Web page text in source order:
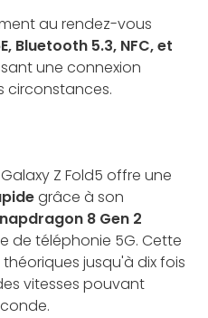
au rendez-vous
Bluetooth 5.3, NFC, et
une connexion
circonstances.
Z Fold5 offre une
grâce à son
8 Gen 2
de téléphonie 5G. Cette
jusqu'à dix fois
vitesses pouvant